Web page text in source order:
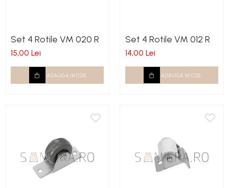
Set 4 Rotile VM 020 R
15,00 Lei
ADAUGA IN COS
Set 4 Rotile VM 012 R
14,00 Lei
ADAUGA IN COS